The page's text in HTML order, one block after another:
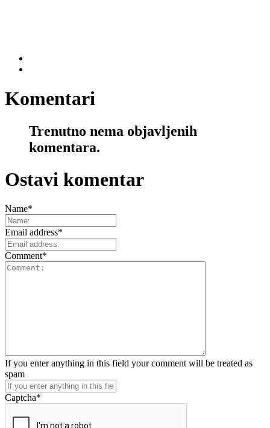
Komentari
Trenutno nema objavljenih
komentara.
Ostavi komentar
Name*
Email address*
Comment*
If you enter anything in this field your comment will be treated as
spam
Captcha*